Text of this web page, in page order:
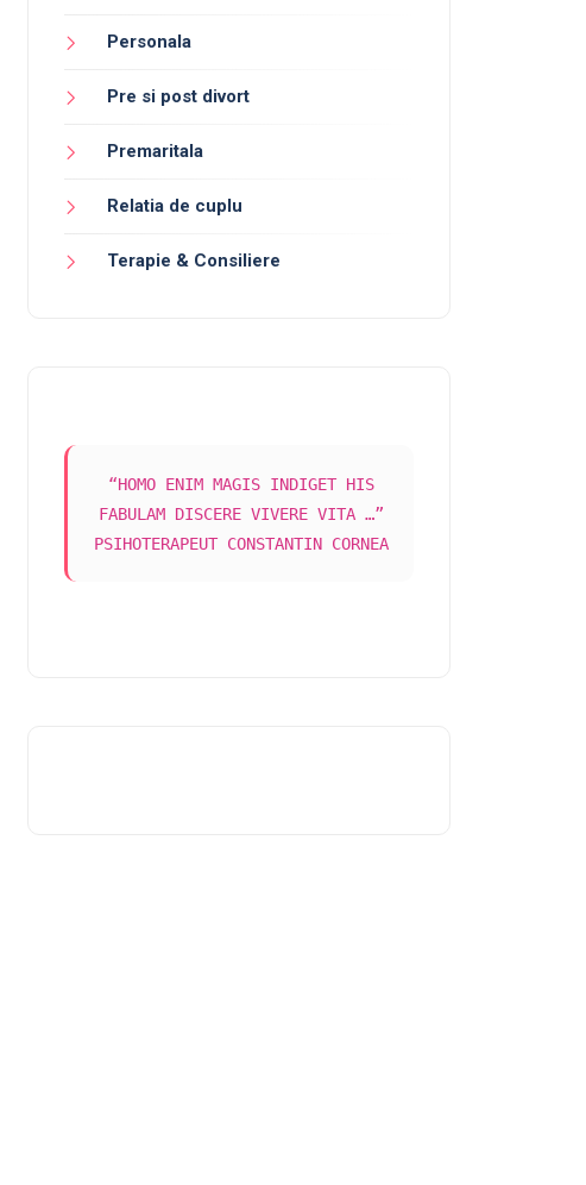
Personala
Pre si post divort
Premaritala
Relatia de cuplu
Terapie & Consiliere
“HOMO ENIM MAGIS INDIGET HIS
FABULAM DISCERE VIVERE VITA …”
PSIHOTERAPEUT CONSTANTIN CORNEA